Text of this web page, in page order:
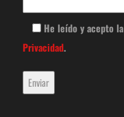
He leído y acepto la
Privacidad.